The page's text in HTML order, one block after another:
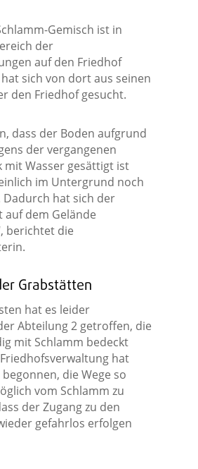
Gemisch ist in
der
auf den Friedhof
sich von dort aus seinen
den Friedhof gesucht.
dass der Boden aufgrund
der vergangenen
mit Wasser gesättigt ist
im Untergrund noch
hat sich der
auf dem Gelände
berichtet die
Grabstätten
hat es leider
Abteilung 2 getroffen, die
mit Schlamm bedeckt
hat
die Wege so
vom Schlamm zu
der Zugang zu den
gefahrlos erfolgen